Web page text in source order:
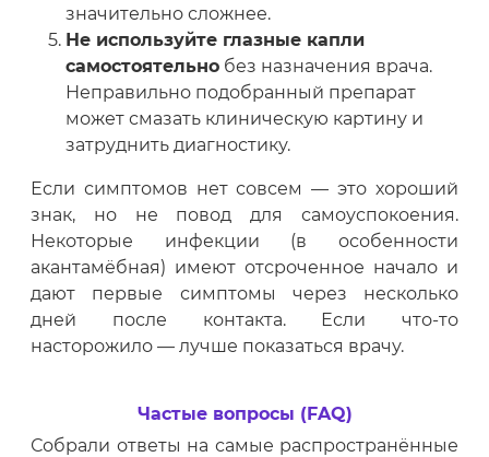
значительно сложнее.
Не используйте глазные капли
самостоятельно без назначения врача.
Неправильно подобранный препарат
может смазать клиническую картину и
затруднить диагностику.
Если симптомов нет совсем — это хороший
знак, но не повод для самоуспокоения.
Некоторые инфекции (в особенности
акантамёбная) имеют отсроченное начало и
дают первые симптомы через несколько
дней после контакта. Если что-то
насторожило — лучше показаться врачу.
Частые вопросы (FAQ)
Собрали ответы на самые распространённые